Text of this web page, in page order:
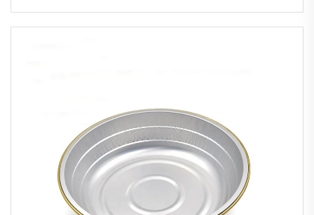
recipientes de alimentos em folha de
alumínio à prova d'água